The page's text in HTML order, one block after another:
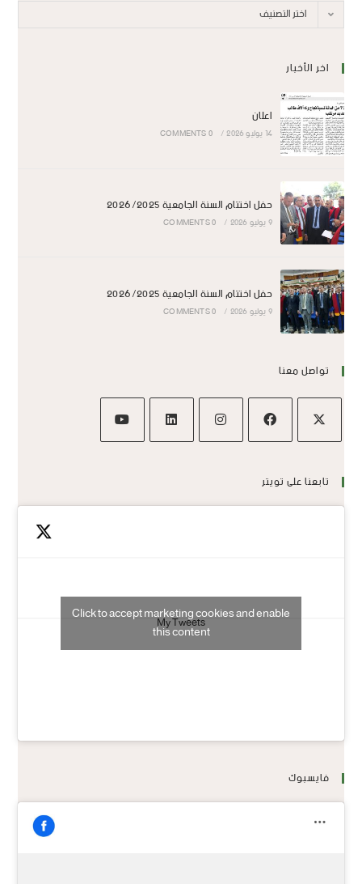
اختر التصنيف
اخر الأخبار
اعلان
14 يوليو 2026 /
0 COMMENTS
حفل اختتام السنة الجامعية 2026/2025
9 يوليو 2026 /
0 COMMENTS
حفل اختتام السنة الجامعية 2026/2025
9 يوليو 2026 /
0 COMMENTS
تواصل معنا
تابعنا على تويتر
My Tweets
Click to accept marketing cookies and enable
this content
فايسبوك